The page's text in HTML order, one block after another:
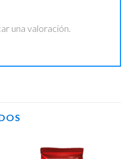
una valoración.